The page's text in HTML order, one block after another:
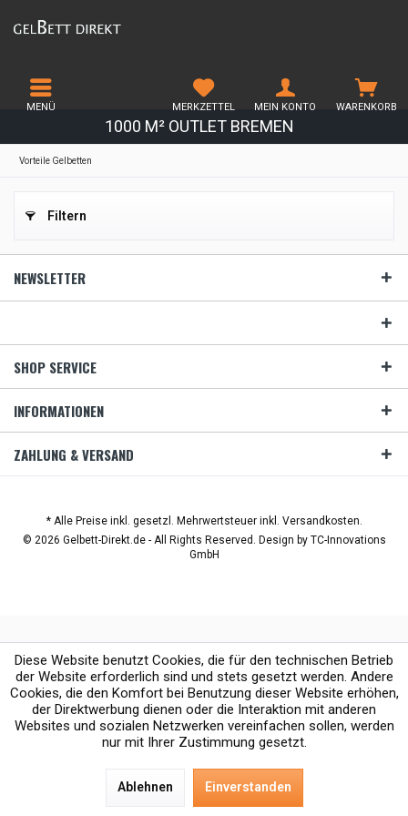
1000 M² OUTLET BREMEN
MENÜ WARENKORB
MERKZETTEL MEIN KONTO
Vorteile Gelbetten
Filtern
NEWSLETTER
SHOP SERVICE
INFORMATIONEN
ZAHLUNG & VERSAND
* Alle Preise inkl. gesetzl. Mehrwertsteuer inkl. Versandkosten.
© 2026 Gelbett-Direkt.de - All Rights Reserved. Design by TC-Innovations
GmbH
Diese Website benutzt Cookies, die für den technischen Betrieb
der Website erforderlich sind und stets gesetzt werden. Andere
Cookies, die den Komfort bei Benutzung dieser Website erhöhen,
der Direktwerbung dienen oder die Interaktion mit anderen
Websites und sozialen Netzwerken vereinfachen sollen, werden
nur mit Ihrer Zustimmung gesetzt.
Ablehnen Einverstanden